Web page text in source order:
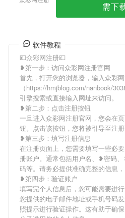
需下
软件教程
💷众彩网注册💷
❥第一步：访问众彩网注册官网
首先，打开您的浏览器，输入众彩
（https://hmjblog.com/nanbook/
引擎搜索或直接输入网址来访问。
❥第二步：点击注册按钮
一旦进入众彩网注册官网，您会在
钮。点击该按钮，您将被引导至注册
❥第三步：填写注册信息
在注册页面上，您需要填写一些必
册账户。通常包括用户名、❥密码
码等。请务必提供准确完整的信息，
❥第四步：验证账户
填写完个人信息后，您可能需要进
您提供的电子邮件地址或手机号码
照提示进行验证操作。这有助于确